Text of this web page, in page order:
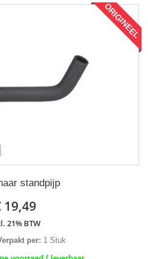
ORIGINEEL
standpijp
19,49
21% BTW
per: 1 Stuk